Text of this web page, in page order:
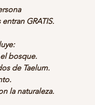
para quienes buscan
bosque.
completa.
GRATIS.
bosque.
de Taelum.
la naturaleza.